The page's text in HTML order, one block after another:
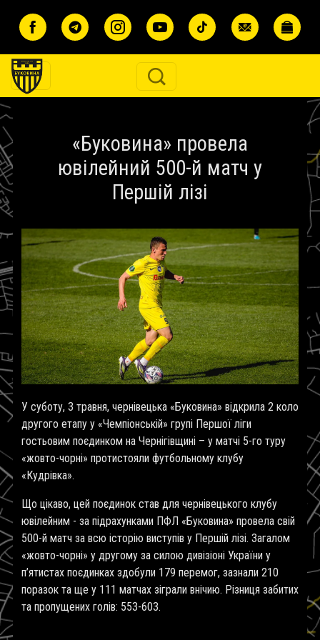
«Буковина» провела
ювілейний 500-й матч у
Першій лізі
У суботу, 3 травня, чернівецька «Буковина» відкрила 2 коло
другого етапу у «Чемпіонській» групі Першої ліги
гостьовим поєдинком на Чернігівщині – у матчі 5-го туру
«жовто-чорні» протистояли футбольному клубу
«Кудрівка».
Що цікаво, цей поєдинок став для чернівецького клубу
ювілейним - за підрахунками ПФЛ «Буковина» провела свій
500-й матч за всю історію виступів у Першій лізі. Загалом
«жовто-чорні» у другому за силою дивізіоні України у
п’ятистах поєдинках здобули 179 перемог, зазнали 210
поразок та ще у 111 матчах зіграли внічию. Різниця забитих
та пропущених голів: 553-603.